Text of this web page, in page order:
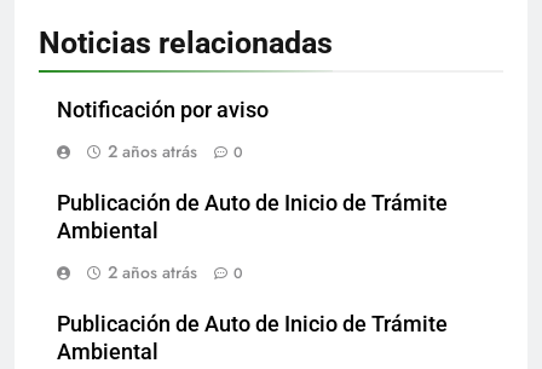
Noticias relacionadas
Notificación por aviso
2 años atrás
0
Publicación de Auto de Inicio de Trámite
Ambiental
2 años atrás
0
Publicación de Auto de Inicio de Trámite
Ambiental